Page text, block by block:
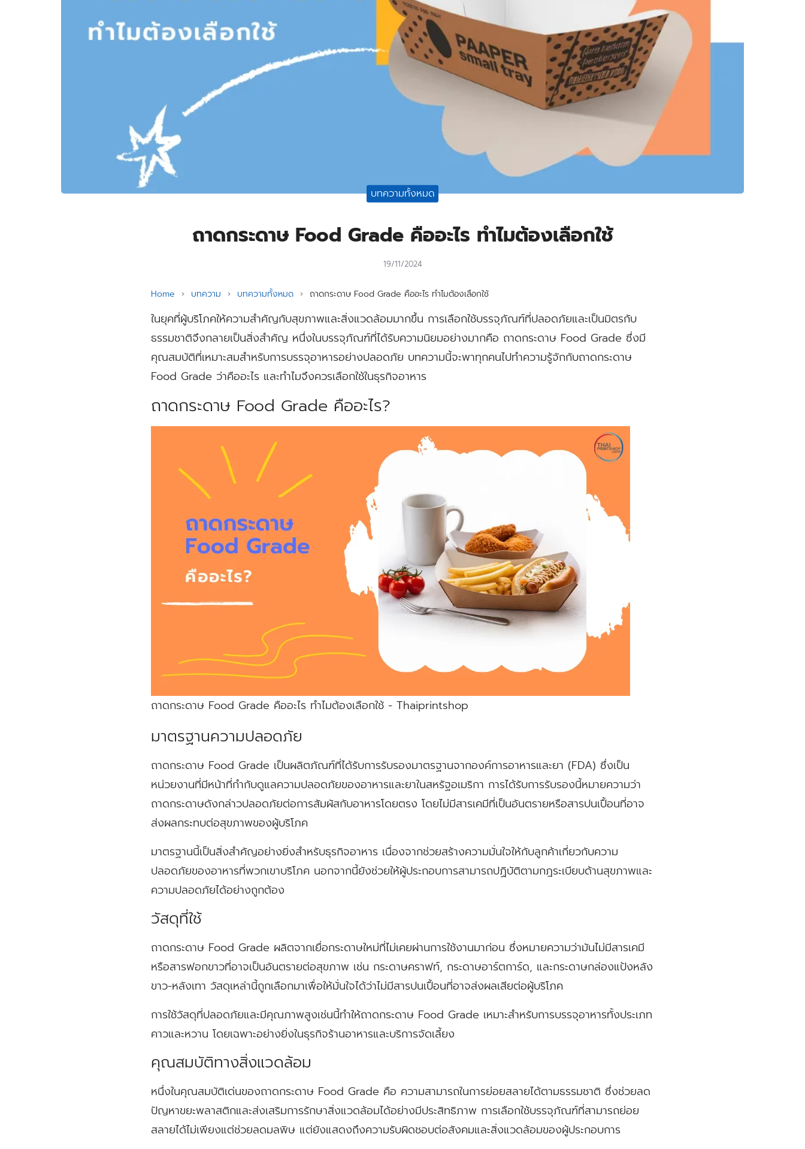
บทความทั้งหมด
ถาดกระดาษ Food Grade คืออะไร ทำไมต้องเลือกใช้
19/11/2024
Home › บทความ › บทความทั้งหมด › ถาดกระดาษ Food Grade คืออะไร ทำไมต้องเลือกใช้
ในยุคที่ผู้บริโภคให้ความสำคัญกับสุขภาพและสิ่งแวดล้อมมากขึ้น การเลือกใช้บรรจุภัณฑ์ที่ปลอดภัยและเป็นมิตรกับ
ธรรมชาติจึงกลายเป็นสิ่งสำคัญ หนึ่งในบรรจุภัณฑ์ที่ได้รับความนิยมอย่างมากคือ ถาดกระดาษ Food Grade ซึ่งมี
คุณสมบัติที่เหมาะสมสำหรับการบรรจุอาหารอย่างปลอดภัย บทความนี้จะพาทุกคนไปทำความรู้จักกับถาดกระดาษ
Food Grade ว่าคืออะไร และทำไมจึงควรเลือกใช้ในธุรกิจอาหาร
ถาดกระดาษ Food Grade คืออะไร?
ถาดกระดาษ Food Grade คืออะไร ทำไมต้องเลือกใช้ - Thaiprintshop
มาตรฐานความปลอดภัย
ถาดกระดาษ Food Grade เป็นผลิตภัณฑ์ที่ได้รับการรับรองมาตรฐานจากองค์การอาหารและยา (FDA) ซึ่งเป็น
หน่วยงานที่มีหน้าที่กำกับดูแลความปลอดภัยของอาหารและยาในสหรัฐอเมริกา การได้รับการรับรองนี้หมายความว่า
ถาดกระดาษดังกล่าวปลอดภัยต่อการสัมผัสกับอาหารโดยตรง โดยไม่มีสารเคมีที่เป็นอันตรายหรือสารปนเปื้อนที่อาจ
ส่งผลกระทบต่อสุขภาพของผู้บริโภค
มาตรฐานนี้เป็นสิ่งสำคัญอย่างยิ่งสำหรับธุรกิจอาหาร เนื่องจากช่วยสร้างความมั่นใจให้กับลูกค้าเกี่ยวกับความ
ปลอดภัยของอาหารที่พวกเขาบริโภค นอกจากนี้ยังช่วยให้ผู้ประกอบการสามารถปฏิบัติตามกฎระเบียบด้านสุขภาพและ
ความปลอดภัยได้อย่างถูกต้อง
วัสดุที่ใช้
ถาดกระดาษ Food Grade ผลิตจากเยื่อกระดาษใหม่ที่ไม่เคยผ่านการใช้งานมาก่อน ซึ่งหมายความว่ามันไม่มีสารเคมี
หรือสารฟอกขาวที่อาจเป็นอันตรายต่อสุขภาพ เช่น กระดาษคราฟท์, กระดาษอาร์ตการ์ด, และกระดาษกล่องแป้งหลัง
ขาว-หลังเทา วัสดุเหล่านี้ถูกเลือกมาเพื่อให้มั่นใจได้ว่าไม่มีสารปนเปื้อนที่อาจส่งผลเสียต่อผู้บริโภค
การใช้วัสดุที่ปลอดภัยและมีคุณภาพสูงเช่นนี้ทำให้ถาดกระดาษ Food Grade เหมาะสำหรับการบรรจุอาหารทั้งประเภท
คาวและหวาน โดยเฉพาะอย่างยิ่งในธุรกิจร้านอาหารและบริการจัดเลี้ยง
คุณสมบัติทางสิ่งแวดล้อม
หนึ่งในคุณสมบัติเด่นของถาดกระดาษ Food Grade คือ ความสามารถในการย่อยสลายได้ตามธรรมชาติ ซึ่งช่วยลด
ปัญหาขยะพลาสติกและส่งเสริมการรักษาสิ่งแวดล้อมได้อย่างมีประสิทธิภาพ การเลือกใช้บรรจุภัณฑ์ที่สามารถย่อย
สลายได้ไม่เพียงแต่ช่วยลดมลพิษ แต่ยังแสดงถึงความรับผิดชอบต่อสังคมและสิ่งแวดล้อมของผู้ประกอบการ